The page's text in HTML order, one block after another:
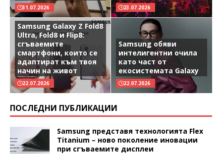
31.07.2026 23.07.2026
Samsung Galaxy Z Fold8
Ultra, Fold8 и Flip8:
сгъваемите
смартфони, които се
адаптират към твоя
начин на живот
22.07.2026
Samsung обяви
интелигентни очила
като част от
екосистемата Galaxy
22.07.2026
ПОСЛЕДНИ ПУБЛИКАЦИИ
Samsung представя технологията Flex
Titanium – ново поколение иновации
при сгъваемите дисплеи